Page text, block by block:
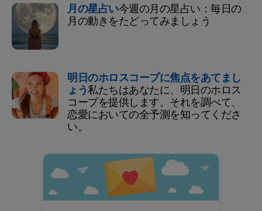
月の星占い今週の月の星占い：毎日の
月の動きをたどってみましょう
明日のホロスコープに焦点をあてまし
ょう私たちはあなたに、明日のホロス
コープを提供します。それを調べて、
恋愛においての全予測を知ってくださ
い。